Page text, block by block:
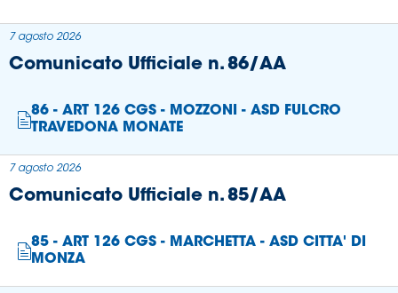
Comunicato Ufficiale n. 86/AA
86 - ART 126 CGS - MOZZONI - ASD FULCRO
TRAVEDONA MONATE
7 agosto 2026
Comunicato Ufficiale n. 85/AA
85 - ART 126 CGS - MARCHETTA - ASD CITTA' DI
MONZA
7 agosto 2026